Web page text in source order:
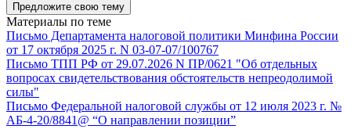
Предложите свою тему
Материалы по теме
Письмо Департамента налоговой политики Минфина России
от 17 октября 2025 г. N 03-07-07/100767
Письмо ТПП РФ от 29.07.2026 N ПР/0621 "Об отдельных
вопросах свидетельствования обстоятельств непреодолимой
силы"
Письмо Федеральной налоговой службы от 12 июля 2023 г. №
АБ-4-20/8841@ “О направлении позиции”